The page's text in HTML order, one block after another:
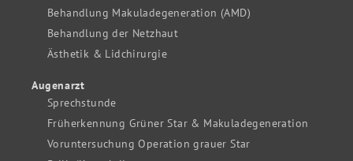
Behandlung Makuladegeneration (AMD)
Behandlung der Netzhaut
Ästhetik & Lidchirurgie
Augenarzt
Sprechstunde
Früherkennung Grüner Star & Makuladegeneration
Voruntersuchung Operation grauer Star